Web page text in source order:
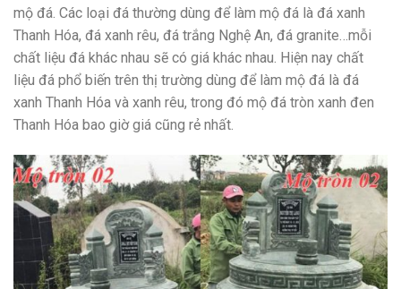
mộ đá. Các loại đá thường dùng để làm mộ đá là đá xanh
Thanh Hóa, đá xanh rêu, đá trắng Nghệ An, đá granite…mỗi
chất liệu đá khác nhau sẽ có giá khác nhau. Hiện nay chất
liệu đá phổ biến trên thị trường dùng để làm mộ đá là đá
xanh Thanh Hóa và xanh rêu, trong đó mộ đá tròn xanh đen
Thanh Hóa bao giờ giá cũng rẻ nhất.